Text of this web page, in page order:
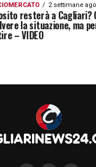
diretto con il
alla super
offerta ai
è quotata
2 settimane ago
resterà a Cagliari?
la situazione, ma
– VIDEO